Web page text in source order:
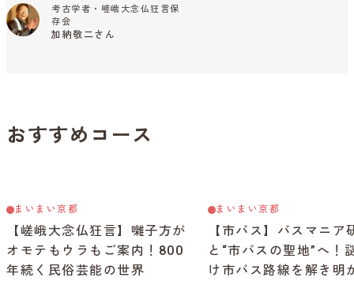
考古学者・嵯峨大念仏狂言保
存会
加納敬二さん
おすすめコース
まいまい京都
【嵯峨大念仏狂言】囃子方が
オモテもウラもご案内！800
年続く民俗芸能の世界
まいまい京都
【市バス】バスマニア
と“市バスの聖地”へ！
け市バス路線を解き明